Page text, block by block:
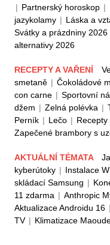
| Partnerský horoskop |
jazykolamy | Láska a
Svátky a prázdniny 2026
alternativy 2026
RECEPTY A VAŘENÍ
smetaně | Čokoládové
con carne | Sportovní
džem | Zelná polévka |
Perník | Lečo |
Zapečené brambory s
AKTUÁLNÍ TÉMATA
kyberútoky | Instalace
skládací Samsung |
11 zdarma | Anthropic
Aktualizace Androidu 16 |
TV | Klimatizace